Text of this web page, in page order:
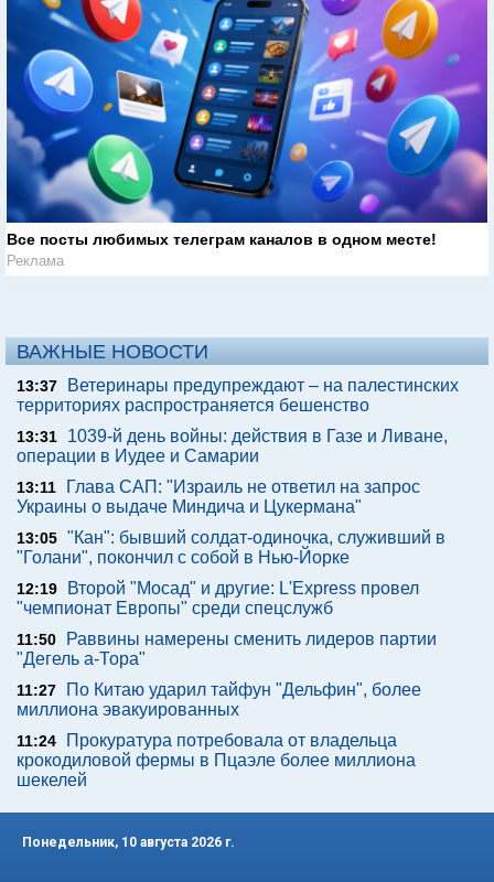
Все посты любимых телеграм каналов в одном месте!
Реклама
ВАЖНЫЕ НОВОСТИ
13:37
Ветеринары предупреждают – на палестинских
территориях распространяется бешенство
13:31
1039-й день войны: действия в Газе и Ливане,
операции в Иудее и Самарии
13:11
Глава САП: "Израиль не ответил на запрос
Украины о выдаче Миндича и Цукермана"
13:05 "Кан": бывший солдат-одиночка, служивший в
"Голани", покончил с собой в Нью-Йорке
12:19
Второй "Мосад" и другие: L'Express провел
"чемпионат Европы" среди спецслужб
11:50
Раввины намерены сменить лидеров партии
"Дегель а-Тора"
11:27
По Китаю ударил тайфун "Дельфин", более
миллиона эвакуированных
11:24
Прокуратура потребовала от владельца
крокодиловой фермы в Пцаэле более миллиона
шекелей
Понедельник, 10 августа 2026 г.